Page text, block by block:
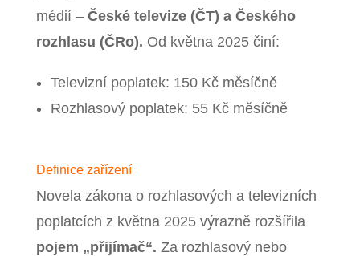
médií – České televize (ČT) a Českého
rozhlasu (ČRo). Od května 2025 činí:
Televizní poplatek: 150 Kč měsíčně
Rozhlasový poplatek: 55 Kč měsíčně
Definice zařízení
Novela zákona o rozhlasových a televizních
poplatcích z května 2025 výrazně rozšířila
pojem „přijímač“. Za rozhlasový nebo